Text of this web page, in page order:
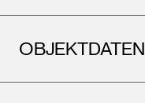
OBJEKTDATEN